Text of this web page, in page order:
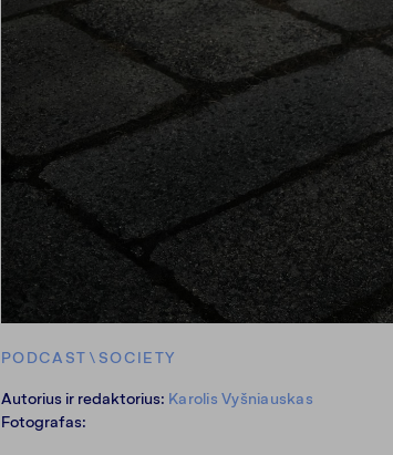
PODCAST \ SOCIETY
Autorius ir redaktorius: Karolis Vyšniauskas
Fotografas: